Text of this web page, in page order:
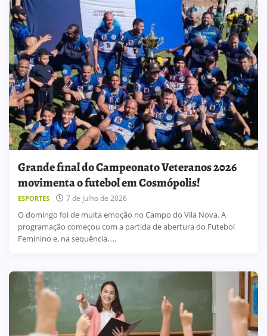
Grande final do Campeonato Veteranos 2026
movimenta o futebol em Cosmópolis!
ESPORTES 7 de julho de 2026
O domingo foi de muita emoção no Campo do Vila Nova. A
programação começou com a partida de abertura do Futebol
Feminino e, na sequência, ...